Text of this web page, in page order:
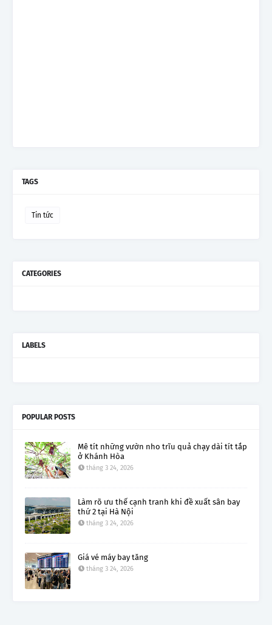
TAGS
Tin tức
CATEGORIES
LABELS
POPULAR POSTS
Mê tít những vườn nho trĩu quả chạy dài tít tắp
ở Khánh Hòa
tháng 3 24, 2026
Làm rõ ưu thế cạnh tranh khi đề xuất sân bay
thứ 2 tại Hà Nội
tháng 3 24, 2026
Giá vé máy bay tăng
tháng 3 24, 2026